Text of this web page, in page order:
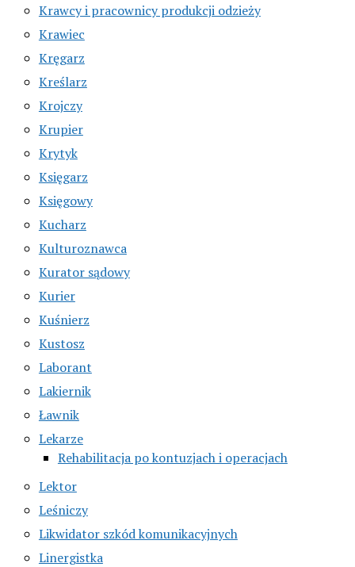
Krawcy i pracownicy produkcji odzieży
Krawiec
Kręgarz
Kreślarz
Krojczy
Krupier
Krytyk
Księgarz
Księgowy
Kucharz
Kulturoznawca
Kurator sądowy
Kurier
Kuśnierz
Kustosz
Laborant
Lakiernik
Ławnik
Lekarze
Rehabilitacja po kontuzjach i operacjach
Lektor
Leśniczy
Likwidator szkód komunikacyjnych
Linergistka